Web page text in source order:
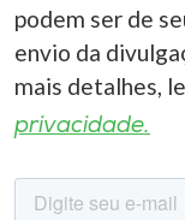
podem ser de
envio da
mais detalhes,
privacidade.